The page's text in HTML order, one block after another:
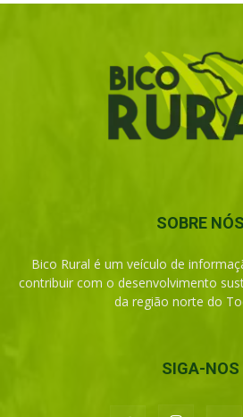
SOBRE NÓS
Bico Rural é um veículo de
contribuir com o desenvolvimento
da região norte do
SIGA-NOS